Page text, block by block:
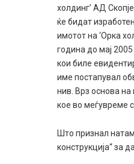
холдинг’ АД
ќе бидат
имотот на ‘Орка
година до мај
кои биле
име постапувал
нив. Врз основа
кое во меѓувреме
Што признал
конструкција“ за